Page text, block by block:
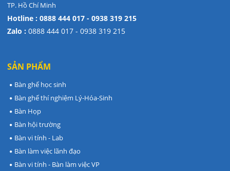
TP. Hồ Chí Minh
Hotline : 0888 444 017 - 0938 319 215
Zalo : 0888 444 017 - 0938 319 215
SẢN PHẨM
Bàn ghế học sinh
Bàn ghế thí nghiệm Lý-Hóa-Sinh
Bàn Họp
Bàn hội trường
Bàn vi tính - Lab
Bàn làm việc lãnh đạo
Bàn vi tính - Bàn làm việc VP